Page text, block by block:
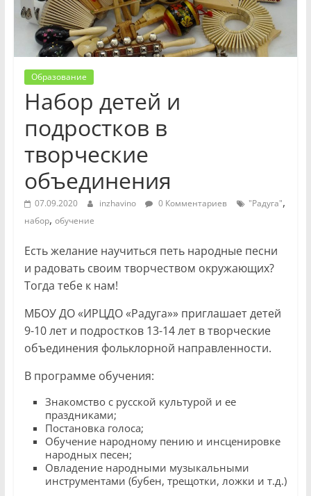
Образование
Набор детей и
подростков в
творческие
объединения
07.09.2020 inzhavino 0 Комментариев "Радуга",
набор, обучение
Есть желание научиться петь народные песни
и радовать своим творчеством окружающих?
Тогда тебе к нам!
МБОУ ДО «ИРЦДО «Радуга»» приглашает детей
9-10 лет и подростков 13-14 лет в творческие
объединения фольклорной направленности.
В программе обучения:
Знакомство с русской культурой и ее
праздниками;
Постановка голоса;
Обучение народному пению и инсценировке
народных песен;
Овладение народными музыкальными
инструментами (бубен, трещотки, ложки и т.д.)